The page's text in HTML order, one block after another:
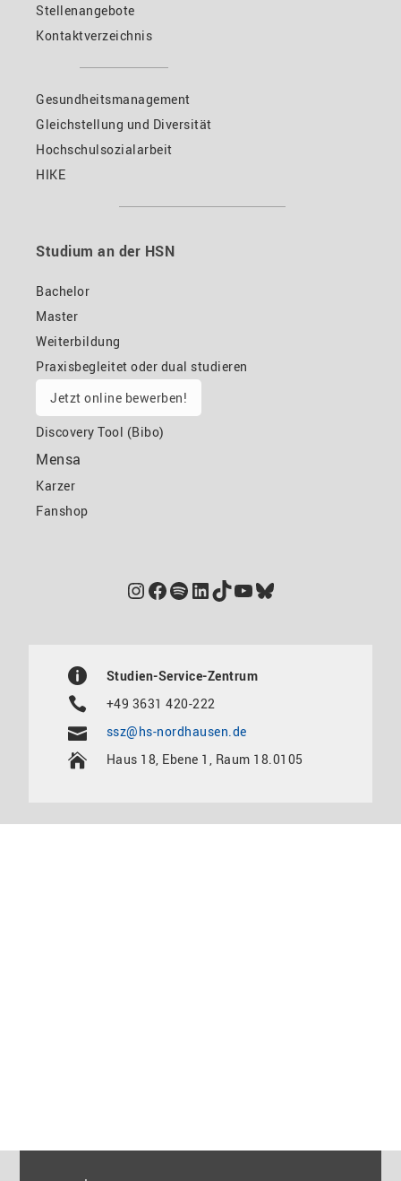
Stellenangebote
Kontaktverzeichnis
Gesundheitsmanagement
Gleichstellung und Diversität
Hochschulsozialarbeit
HIKE
Studium an der HSN
Bachelor
Master
Weiterbildung
Praxisbegleitet oder dual studieren
Jetzt online bewerben!
Discovery Tool (Bibo)
Mensa
Karzer
Fanshop
Instagram
Facebook
Spotify
LinkedIn
TikTok
YouTube
Bluesky
Studien-Service-Zentrum
+49 3631 420-222
ssz@hs-nordhausen.de
Haus 18, Ebene 1, Raum 18.0105